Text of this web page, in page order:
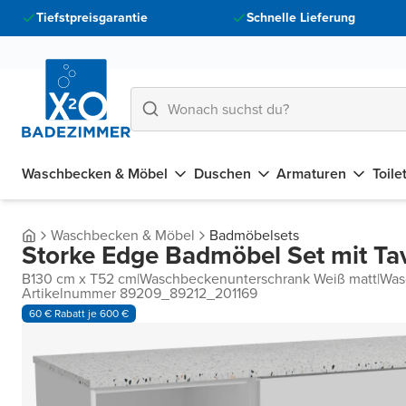
Tiefstpreisgarantie Schnelle Lieferung
Waschbecken & Möbel Duschen Armaturen
Waschbecken & Möbel Badmöbelsets
Storke Edge Badmöbel Set mit
B130 cm x T52 cm|Waschbeckenunterschrank Weiß matt|
Artikelnummer 89209_89212_201169
60 € Rabatt je 600 €